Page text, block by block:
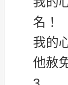
名！
我的
他赦